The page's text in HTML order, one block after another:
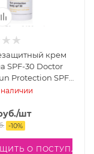
крем
SPF-30 Doctor
150 мл
/шт
-10%
О